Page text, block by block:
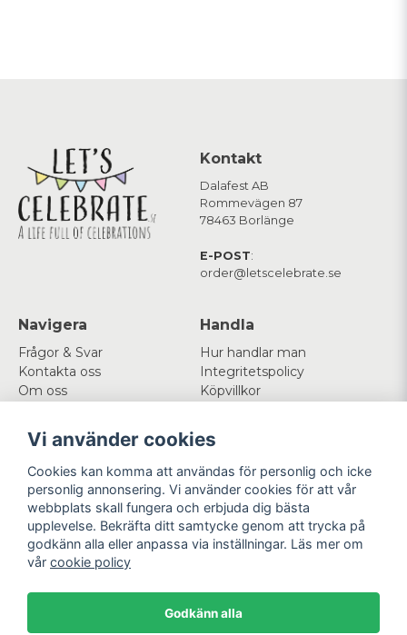
Kontakt
Dalafest AB
Rommevägen 87
78463 Borlänge
E-POST:
order@letscelebrate.se
Navigera
Frågor & Svar
Kontakta oss
Om oss
Handla
Hur handlar man
Integritetspolicy
Köpvillkor
Mitt konto
Logga in
Registrera dig
Glömt lösenord?
Följ oss
Facebook
Instagram
Betala enkelt Vi levererar med
Vi använder cookies
Cookies kan komma att användas för personlig och icke
personlig annonsering. Vi använder cookies för att vår
webbplats skall fungera och erbjuda dig bästa
upplevelse. Bekräfta ditt samtycke genom att trycka på
godkänn alla eller anpassa via inställningar. Läs mer om
vår cookie policy
Godkänn alla